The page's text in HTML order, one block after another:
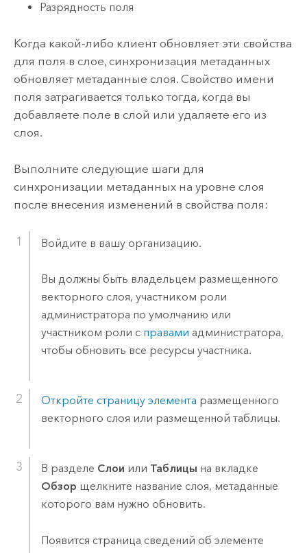
Разрядность поля
Когда какой-либо клиент обновляет эти свойства
для поля в слое, синхронизация метаданных
обновляет метаданные слоя. Свойство имени
поля затрагивается только тогда, когда вы
добавляете поле в слой или удаляете его из
слоя.
Выполните следующие шаги для
синхронизации метаданных на уровне слоя
после внесения изменений в свойства поля:
Войдите в вашу организацию.
Вы должны быть владельцем размещенного
векторного слоя, участником роли
администратора по умолчанию или
участником роли с правами администратора,
чтобы обновить все ресурсы участника.
Откройте страницу элемента размещенного
векторного слоя или размещенной таблицы.
В разделе Слои или Таблицы на вкладке
Обзор щелкните название слоя, метаданные
которого вам нужно обновить.
Появится страница сведений об элементе